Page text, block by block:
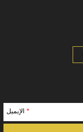
* الإيميل